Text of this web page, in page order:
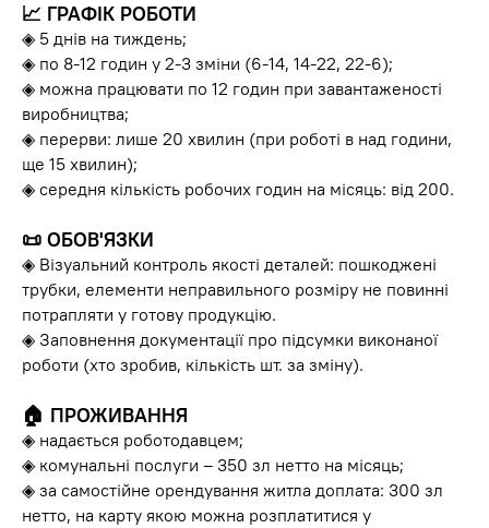
📈 ГРАФІК РОБОТИ
◈ 5 днів на тиждень;
◈ по 8-12 годин у 2-3 зміни (6-14, 14-22, 22-6);
◈ можна працювати по 12 годин при завантаженості
виробництва;
◈ перерви: лише 20 хвилин (при роботі в над години,
ще 15 хвилин);
◈ середня кількість робочих годин на місяць: від 200.
📜 ОБОВ'ЯЗКИ
◈ Візуальний контроль якості деталей: пошкоджені
трубки, елементи неправильного розміру не повинні
потрапляти у готову продукцію.
◈ Заповнення документації про підсумки виконаної
роботи (хто зробив, кількість шт. за зміну).
🏠 ПРОЖИВАННЯ
◈ надається роботодавцем;
◈ комунальні послуги – 350 зл нетто на місяць;
◈ за самостійне орендування житла доплата: 300 зл
нетто, на карту якою можна розплатитися у